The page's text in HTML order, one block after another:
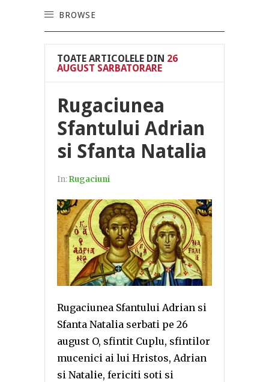
BROWSE
TOATE ARTICOLELE DIN 26
AUGUST SARBATORARE
Rugaciunea
Sfantului Adrian
si Sfanta Natalia
In:Rugaciuni
Rugaciunea Sfantului Adrian si
Sfanta Natalia serbati pe 26
august O, sfintit Cuplu, sfintilor
mucenici ai lui Hristos, Adrian
si Natalie, fericiti soti si